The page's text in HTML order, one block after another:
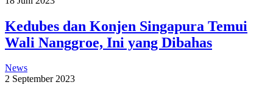
Kedubes dan Konjen Singapura Temui
Wali Nanggroe, Ini yang Dibahas
News
2 September 2023